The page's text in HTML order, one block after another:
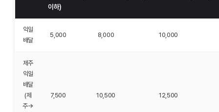
이하)
익일
배달
5,000 8,000 10,000
제주
익일
배달
(제
주→
7,500 10,500 12,500